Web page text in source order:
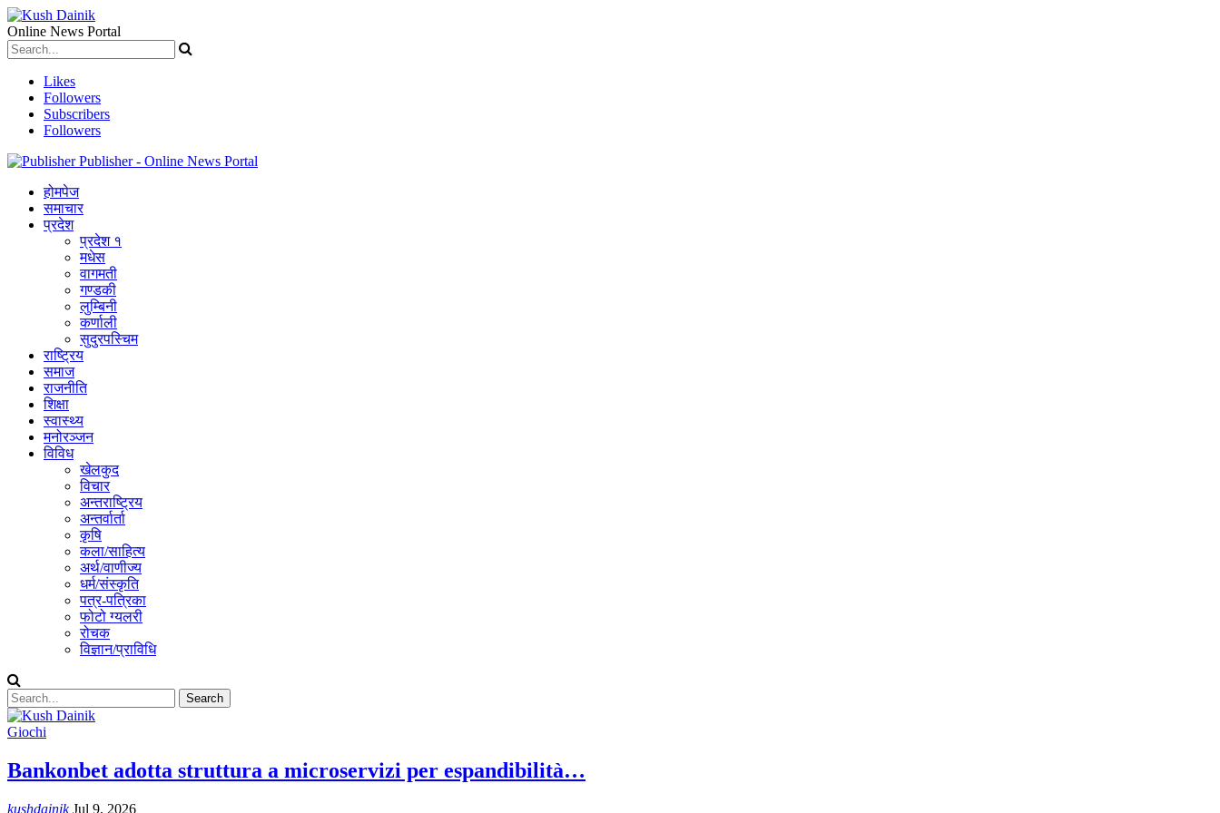
Online News Portal
Likes
Followers
Subscribers
Followers
Publisher - Online News Portal
होमपेज
समाचार
प्रदेश
प्रदेश १
मधेस
वागमती
गण्डकी
लुम्बिनी
कर्णाली
सुदुरपस्चिम
राष्ट्रिय
समाज
राजनीति
शिक्षा
स्वास्थ्य
मनोरञ्जन
विविध
खेलकुद
विचार
अन्तराष्ट्रिय
अन्तर्वार्ता
कृषि
कला/साहित्य
अर्थ/वाणीज्य
धर्म/संस्कृति
पत्र-पत्रिका
फोटो ग्यलरी
रोचक
विज्ञान/प्राविधि
Giochi
Bankonbet adotta struttura a microservizi per espandibilità…
kushdainikJul 9, 2026